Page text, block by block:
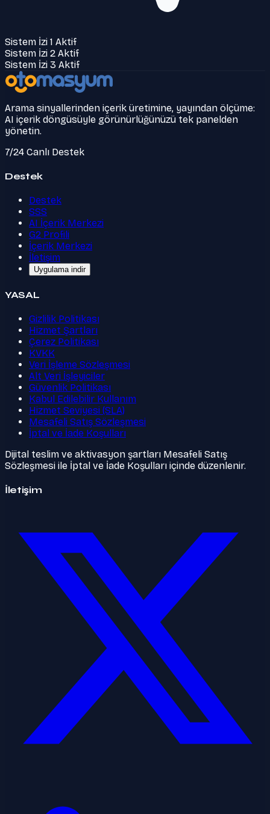
Sistem İzi 1 Aktif
Sistem İzi 2 Aktif
Sistem İzi 3 Aktif
Arama sinyallerinden içerik üretimine, yayından ölçüme:
AI içerik döngüsüyle görünürlüğünüzü tek panelden
yönetin.
7/24 Canlı Destek
Destek
Destek
SSS
AI İçerik Merkezi
G2 Profili
İçerik Merkezi
İletişim
Uygulama indir
YASAL
Gizlilik Politikası
Hizmet Şartları
Çerez Politikası
KVKK
Veri İşleme Sözleşmesi
Alt Veri İşleyiciler
Güvenlik Politikası
Kabul Edilebilir Kullanım
Hizmet Seviyesi (SLA)
Mesafeli Satış Sözleşmesi
İptal ve İade Koşulları
Dijital teslim ve aktivasyon şartları Mesafeli Satış
Sözleşmesi ile İptal ve İade Koşulları içinde düzenlenir.
İletişim